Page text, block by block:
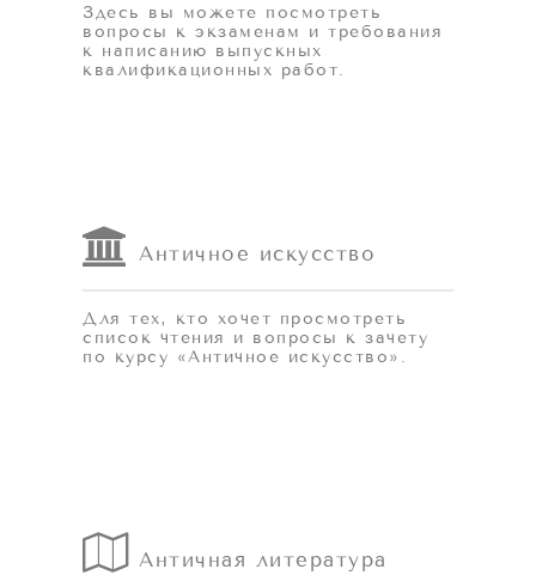
Здесь вы можете посмотреть
вопросы к экзаменам и требования
к написанию выпускных
квалификационных работ.
Античное искусство
Для тех, кто хочет просмотреть
список чтения и вопросы к зачету
по курсу «Античное искусство».
Античная литература